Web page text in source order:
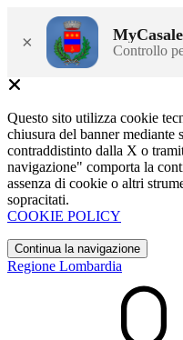
× Controllo
Questo sito utilizza cookie
chiusura del banner mediante
contraddistinto dalla X o
navigazione" comporta la
assenza di cookie o altri
sopracitati.
COOKIE POLICY
Continua la navigazione
Regione Lombardia